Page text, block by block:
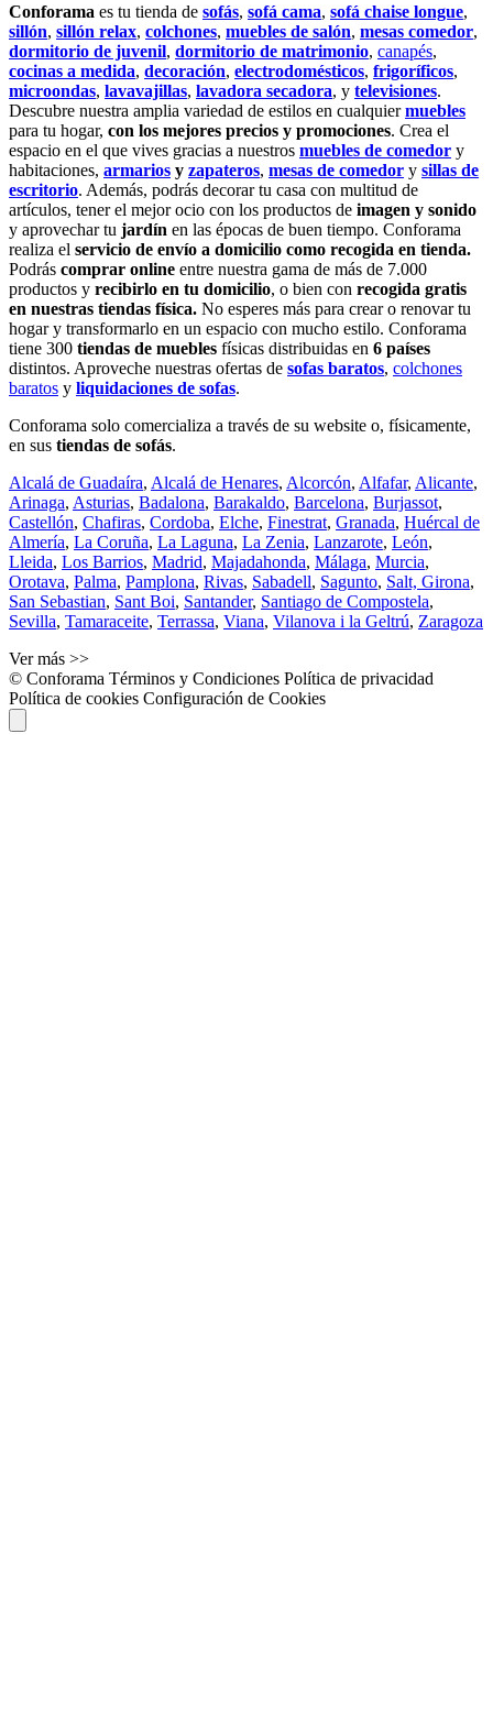
Conforama es tu tienda de sofás, sofá cama, sofá chaise longue,
sillón, sillón relax, colchones, muebles de salón, mesas comedor,
dormitorio de juvenil, dormitorio de matrimonio, canapés,
cocinas a medida, decoración, electrodomésticos, frigoríficos,
microondas, lavavajillas, lavadora secadora, y televisiones.
Descubre nuestra amplia variedad de estilos en cualquiermuebles
para tu hogar, con los mejores precios y promociones. Crea el
espacio en el que vives gracias a nuestros muebles de comedor y
habitaciones, armarios y zapateros, mesas de comedor y sillas de
escritorio. Además, podrás decorar tu casa con multitud de
artículos, tener el mejor ocio con los productos de imagen y sonido
y aprovechar tu jardín en las épocas de buen tiempo. Conforama
realiza el servicio de envío a domicilio como recogida en tienda.
Podrás comprar online entre nuestra gama de más de 7.000
productos y recibirlo en tu domicilio, o bien con recogida gratis
en nuestras tiendas física. No esperes más para crear o renovar tu
hogar y transformarlo en un espacio con mucho estilo. Conforama
tiene 300 tiendas de muebles físicas distribuidas en 6 países
distintos. Aproveche nuestras ofertas de sofas baratos, colchones
baratos y liquidaciones de sofas.
Conforama solo comercializa a través de su website o, físicamente,
en sus tiendas de sofás.
Alcalá de Guadaíra, Alcalá de Henares, Alcorcón, Alfafar, Alicante,
Arinaga, Asturias, Badalona, Barakaldo, Barcelona, Burjassot,
Castellón, Chafiras, Cordoba, Elche, Finestrat, Granada, Huércal de
Almería, La Coruña, La Laguna, La Zenia, Lanzarote, León,
Lleida, Los Barrios, Madrid, Majadahonda, Málaga, Murcia,
Orotava, Palma, Pamplona, Rivas, Sabadell, Sagunto, Salt, Girona,
San Sebastian, Sant Boi, Santander, Santiago de Compostela,
Sevilla, Tamaraceite, Terrassa, Viana, Vilanova i la Geltrú, Zaragoza
Ver más >>
© Conforama Términos y Condiciones Política de privacidad
Política de cookies Configuración de Cookies